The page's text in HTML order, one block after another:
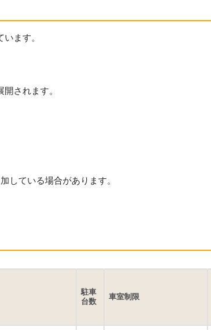
ます。
されます。
している場合があります。
駐車
台数
車室制限